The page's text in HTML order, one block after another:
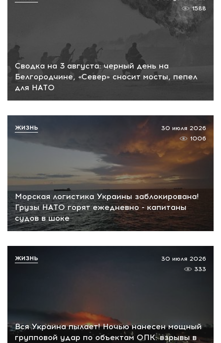
Сводка на 3 августа: черный день на
Белгородчине, «Север» сносит мосты, пепел
для НАТО
1588
Морская логистика Украины заблокирована!
Грузы НАТО горят ежедневно - капитаны
судов в шоке
30 июля 2026
1006
ЖИЗНЬ
Вся Украина пылает! Ночью нанесен мощный
групповой удар по объектам ОПК: взрывы в
30 июля 2026
333
ЖИЗНЬ